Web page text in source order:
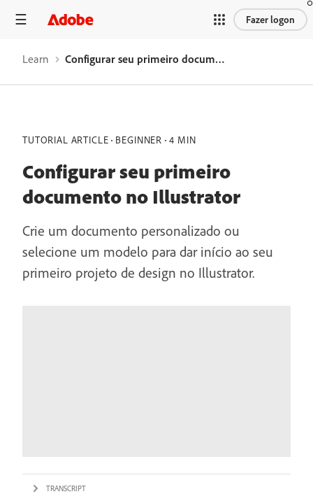
Fazer logon
Learn Configurar seu primeiro documento no Illustrator
TUTORIAL ARTICLE BEGINNER 4 MIN
Configurar seu primeiro
documento no Illustrator
Crie um documento personalizado ou
selecione um modelo para dar início ao seu
primeiro projeto de design no Illustrator.
TRANSCRIPT